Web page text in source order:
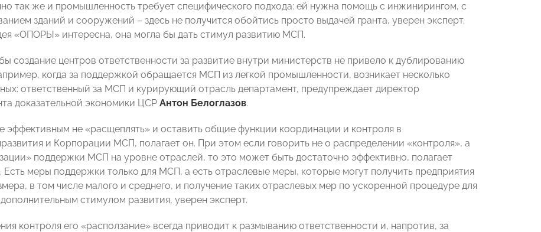
так же и промышленность требует специфического подхода: ей нужна помощь с инжинирингом, с
зданий и сооружений – здесь не получится обойтись просто выдачей гранта, уверен эксперт.
«ОПОРЫ» интересна, она могла бы дать стимул развитию МСП.
создание центров ответственности за развитие внутри министерств не привело к дублированию
когда за поддержкой обращается МСП из легкой промышленности, возникает несколько
ответственный за МСП и курирующий отрасль департамент, предупреждает директор
доказательной экономики ЦСР Антон Белоглазов.
эффективным не «расщеплять» и оставить общие функции координации и контроля в
и Корпорации МСП, полагает он. При этом если говорить не о распределении «контроля», а
поддержки МСП на уровне отраслей, то это может быть достаточно эффективно, полагает
Есть меры поддержки только для МСП, а есть отраслевые меры, которые могут получить предприятия
в том числе малого и среднего, и получение таких отраслевых мер по ускоренной процедуре для
стимулом развития, уверен эксперт.
контроля его «расползание» всегда приводит к размыванию ответственности и, напротив, за